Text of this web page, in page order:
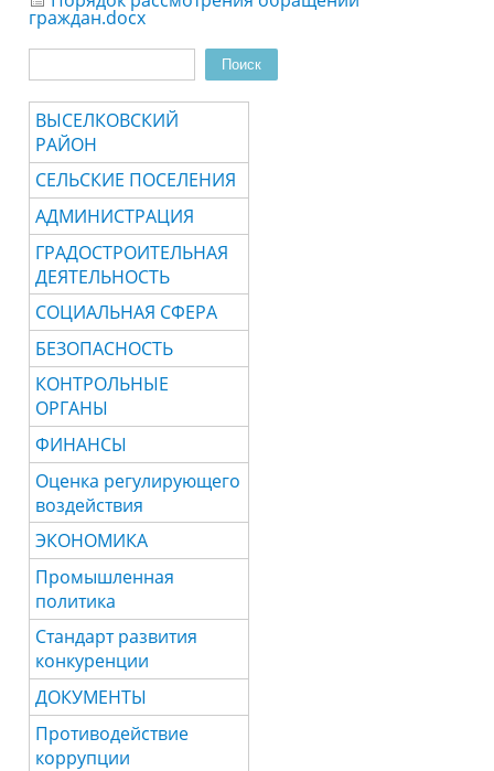
граждан.docx
Поиск
ВЫСЕЛКОВСКИЙ
РАЙОН
СЕЛЬСКИЕ ПОСЕЛЕНИЯ
АДМИНИСТРАЦИЯ
ГРАДОСТРОИТЕЛЬНАЯ
ДЕЯТЕЛЬНОСТЬ
СОЦИАЛЬНАЯ СФЕРА
БЕЗОПАСНОСТЬ
КОНТРОЛЬНЫЕ
ОРГАНЫ
ФИНАНСЫ
Оценка регулирующего
воздействия
ЭКОНОМИКА
Промышленная
политика
Стандарт развития
конкуренции
ДОКУМЕНТЫ
Противодействие
коррупции